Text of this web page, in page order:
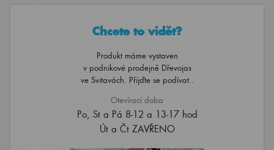
Chcete to vidět?
Produkt máme vystaven
v podnikové prodejně Dřevojas
ve Svitavách. Přijďte se podívat..
Otevírací doba
Po, St a Pá 8-12 a 13-17 hod
Út a Čt ZAVŘENO